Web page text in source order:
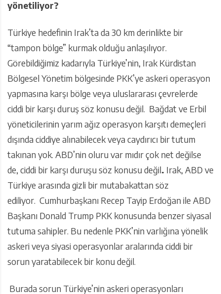
yönetiliyor?
Türkiye hedefinin Irak’ta da 30 km derinlikte bir
“tampon bölge” kurmak olduğu anlaşılıyor.
Görebildiğimiz kadarıyla Türkiye’nin, Irak Kürdistan
Bölgesel Yönetim bölgesinde PKK’ye askeri operasyon
yapmasına karşı bölge veya uluslararası çevrelerde
ciddi bir karşı duruş söz konusu değil. Bağdat ve Erbil
yöneticilerinin yarım ağız operasyon karşıtı demeçleri
dışında ciddiye alınabilecek veya caydırıcı bir tutum
takınan yok. ABD’nin oluru var mıdır çok net değilse
de, ciddi bir karşı duruşu söz konusu değil. Irak, ABD ve
Türkiye arasında gizli bir mutabakattan söz
ediliyor. Cumhurbaşkanı Recep Tayip Erdoğan ile ABD
Başkanı Donald Trump PKK konusunda benzer siyasal
tutuma sahipler. Bu nedenle PKK’nin varlığına yönelik
askeri veya siyasi operasyonlar aralarında ciddi bir
sorun yaratabilecek bir konu değil.
Burada sorun Türkiye’nin askeri operasyonları